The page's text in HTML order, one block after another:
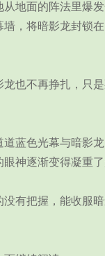
地面的阵法里爆发
，将暗影龙封锁
也不再挣扎，只是
蓝色光幕与暗影龙
眼神逐渐变得凝重
有把握，能收服暗